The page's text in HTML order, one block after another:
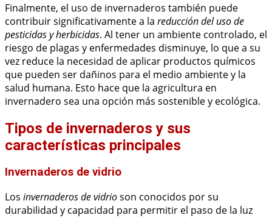
Finalmente, el uso de invernaderos también puede
contribuir significativamente a la reducción del uso de
pesticidas y herbicidas. Al tener un ambiente controlado, el
riesgo de plagas y enfermedades disminuye, lo que a su
vez reduce la necesidad de aplicar productos químicos
que pueden ser dañinos para el medio ambiente y la
salud humana. Esto hace que la agricultura en
invernadero sea una opción más sostenible y ecológica.
Tipos de invernaderos y sus
características principales
Invernaderos de vidrio
Los invernaderos de vidrioson conocidos por su
durabilidad y capacidad para permitir el paso de la luz